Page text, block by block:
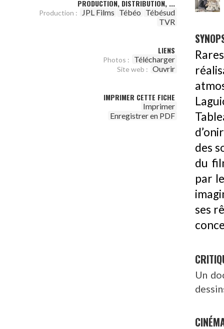
PRODUCTION, DISTRIBUTION, ...
Production : JPL Films Tébéo Tébésud
TVR
LIENS
Photos : Télécharger
Site web : Ouvrir
IMPRIMER CETTE FICHE
Imprimer
Enregistrer en PDF
des
du
par
ses
Un